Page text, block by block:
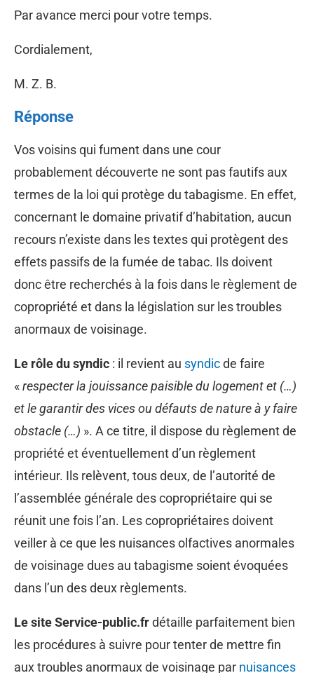
Par avance merci pour votre temps.
Cordialement,
M. Z. B.
Réponse
Vos voisins qui fument dans une cour
probablement découverte ne sont pas fautifs aux
termes de la loi qui protège du tabagisme. En effet,
concernant le domaine privatif d’habitation, aucun
recours n’existe dans les textes qui protègent des
effets passifs de la fumée de tabac. Ils doivent
donc être recherchés à la fois dans le règlement de
copropriété et dans la législation sur les troubles
anormaux de voisinage.
Le rôle du syndic : il revient au syndicde faire
«respecter la jouissance paisible du logement et (…)
et le garantir des vices ou défauts de nature à y faire
obstacle (…) ». A ce titre, il dispose du règlement de
propriété et éventuellement d’un règlement
intérieur. Ils relèvent, tous deux, de l’autorité de
l’assemblée générale des copropriétaire qui se
réunit une fois l’an. Les copropriétaires doivent
veiller à ce que les nuisances olfactives anormales
de voisinage dues au tabagisme soient évoquées
dans l’un des deux règlements.
Le site Service-public.frdétaille parfaitement bien
les procédures à suivre pour tenter de mettre fin
aux troubles anormaux de voisinage par nuisances